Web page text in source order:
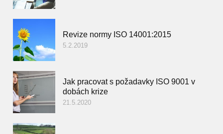
Revize normy ISO 14001:2015
5.2.2019
Jak pracovat s požadavky ISO 9001 v
dobách krize
21.5.2020